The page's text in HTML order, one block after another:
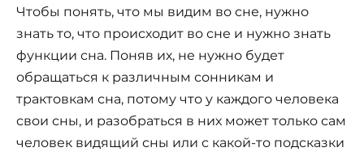
Чтобы понять, что мы видим во сне, нужно
знать то, что происходит во сне и нужно знать
функции сна. Поняв их, не нужно будет
обращаться к различным сонникам и
трактовкам сна, потому что у каждого человека
свои сны, и разобраться в них может только сам
человек видящий сны или с какой-то подсказки